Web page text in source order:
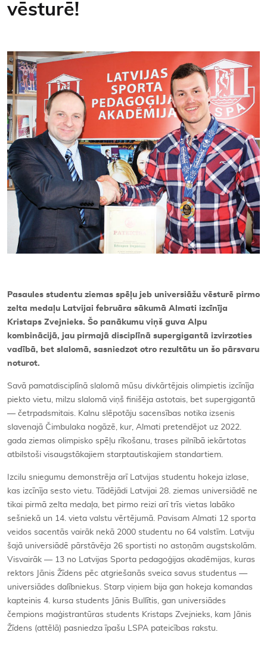
vēsturē!
Pasaules studentu ziemas spēļu jeb universiāžu vēsturē pirmo
zelta medaļu Latvijai februāra sākumā Almati izcīnīja
Kristaps Zvejnieks. Šo panākumu viņš guva Alpu
kombinācijā, jau pirmajā disciplīnā supergigantā izvirzoties
vadībā, bet slalomā, sasniedzot otro rezultātu un šo pārsvaru
noturot.
Savā pamatdisciplīnā slalomā mūsu divkārtējais olimpietis izcīnīja
piekto vietu, milzu slalomā viņš finišēja astotais, bet supergigantā
— četrpadsmitais. Kalnu slēpotāju sacensības notika izsenis
slavenajā Čimbulaka nogāzē, kur, Almati pretendējot uz 2022.
gada ziemas olimpisko spēļu rīkošanu, trases pilnībā iekārtotas
atbilstoši visaugstākajiem starptautiskajiem standartiem.
Izcilu sniegumu demonstrēja arī Latvijas studentu hokeja izlase,
kas izcīnīja sesto vietu. Tādējādi Latvijai 28. ziemas universiādē ne
tikai pirmā zelta medaļa, bet pirmo reizi arī trīs vietas labāko
sešniekā un 14. vieta valstu vērtējumā. Pavisam Almati 12 sporta
veidos sacentās vairāk nekā 2000 studentu no 64 valstīm. Latviju
šajā universiādē pārstāvēja 26 sportisti no astoņām augstskolām.
Visvairāk — 13 no Latvijas Sporta pedagoģijas akadēmijas, kuras
rektors Jānis Žīdens pēc atgriešanās sveica savus studentus —
universiādes dalībniekus. Starp viņiem bija gan hokeja komandas
kapteinis 4. kursa students Jānis Bullītis, gan universiādes
čempions maģistrantūras students Kristaps Zvejnieks, kam Jānis
Žīdens (attēlā) pasniedza īpašu LSPA pateicības rakstu.